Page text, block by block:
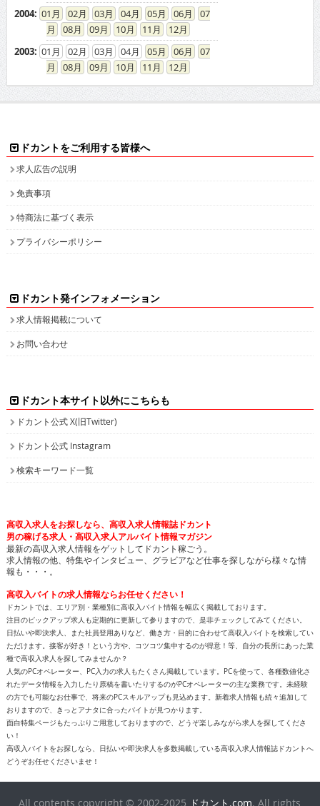
2004: 01 02 03 04 05 06
07
08
09 10 11
12
2003: 01 02 03 04 05 06
07
08
09 10 11 12
ドカントをご利用する皆様へ
求人広告の説明
免責事項
特商法に基づく表示
プライバシーポリシー
ドカント発インフォメーション
求人情報掲載について
お問い合わせ
ドカント本サイト以外にこちらも
ドカント公式 X(旧Twitter)
ドカント公式 Instagram
検索キーワード一覧
高収入求人をお探しなら、高収入求人情報誌ドカント
男の稼げる求人・高収入求人アルバイト情報マガジン
最新の高収入求人情報をゲットしてドカント稼ごう。
求人情報の他、特集やインタビュー、グラビアなど仕事を探しながら様々な情
報も・・・。
高収入バイトの求人情報ならお任せください！
ドカントでは、エリア別・業種別に高収入バイト情報を幅広く掲載しております。
注目のピックアップ求人も定期的に更新して参りますので、是非チェックしてみてください。
日払いや即決求人、また社員登用ありなど、働き方・目的に合わせて高収入バイトを検索してい
ただけます。接客が好き！という方や、コツコツ集中するのが得意！等、自分の長所にあった業
種で高収入求人を探してみませんか？
人気のPCオペレーター、PC入力の求人もたくさん掲載しています。PCを使って、各種数値化さ
れたデータ情報を入力したり原稿を書いたりするのがPCオペレーターの主な業務です。未経験
の方でも可能なお仕事で、将来のPCスキルアップも見込めます。新着求人情報も続々追加して
おりますので、きっとアナタに合ったバイトが見つかります。
面白特集ページもたっぷりご用意しておりますので、どうぞ楽しみながら求人を探してくださ
い！
高収入バイトをお探しなら、日払いや即決求人を多数掲載している高収入求人情報誌ドカントへ
どうぞお任せくださいませ！
All contents copyright © 2002-2025 ドカント.com. All rights